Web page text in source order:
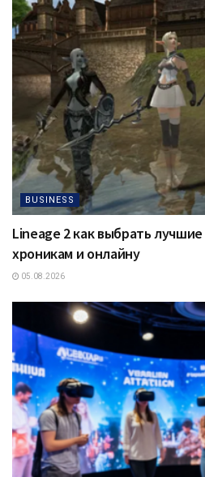
BUSINESS
Lineage 2 как выбрать
хроникам и онлайну
05.08.2026